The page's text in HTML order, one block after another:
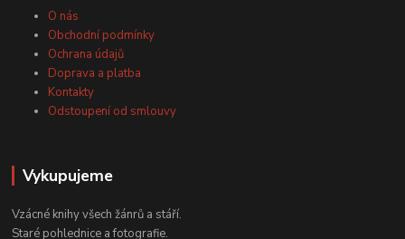
O nás
Obchodní podmínky
Ochrana údajů
Doprava a platba
Kontakty
Odstoupení od smlouvy
Vykupujeme
Vzácné knihy všech žánrů a stáří.
Staré pohlednice a fotografie.